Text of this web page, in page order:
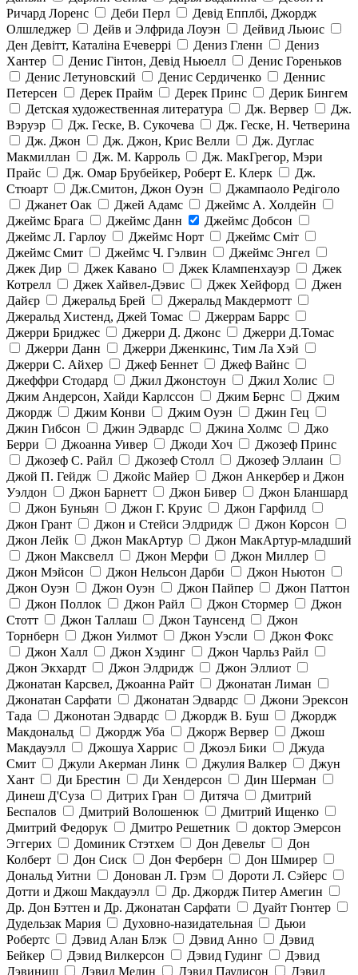
Ричард Лоренс
Деби Перл
Девід Епплбі, Джордж
Олшледжер
Дейв и Элфрида Лоуэн
Дейвид Льюис
Ден Девітт, Каталіна Ечеверрі
Дениз Гленн
Дениз
Хантер
Денис Гінтон, Девід Ньюелл
Денис Гореньков
Денис Летуновский
Денис Сердиченко
Деннис
Петерсен
Дерек Прайм Дерек Принс
Дерик Бингем
Детская художественная литература
Дж. Вервер
Дж.
Вэруэр
Дж. Геске, В. Сукочева
Дж. Геске, Н. Четверина
Дж. Джон
Дж. Джон, Крис Велли
Дж. Дуглас
Макмиллан
Дж. М. Карроль
Дж. МакГрегор, Мэри
Прайс
Дж. Омар Брубейкер, Роберт Е. Клерк
Дж.
Стюарт
Дж.Смитон, Джон Оуэн
Джампаоло Редіголо
Джанет Оак
Джей Адамс
Джеймс А. Холдейн
Джеймс Брага
Джеймс Данн
Джеймс Добсон
Джеймс Л. Гарлоу
Джеймс Норт
Джеймс Сміт
Джеймс Смит
Джеймс Ч. Гэлвин
Джеймс Энгел
Джек Дир
Джек Кавано Джек Клампенхауэр
Джек
Котрелл
Джек Хайвел-Дэвис Джек Хейфорд
Джен
Дайєр
Джеральд Брей
Джеральд Макдермотт
Джеральд Хистенд, Джей Томас
Джеррам Баррс
Джерри Бриджес
Джерри Д. Джонс
Джерри Д.Томас
Джерри Данн
Джерри Дженкинс, Тим Ла Хэй
Джерри С. Айхер
Джеф Беннет
Джеф Вайнс
Джеффри Стодард
Джил Джонстоун
Джил Холис
Джим Андерсон, Хайди Карлссон
Джим Бернс
Джим
Джордж
Джим Конви Джим Оуэн
Джин Гец
Джин Гибсон
Джин Эдвардс Джина Холмс
Джо
Берри
Джоанна Уивер Джоди Хоч
Джозеф Принс
Джозеф С. Райл
Джозеф Столл
Джозеф Эллаин
Джой П. Гейдж
Джойс Майер
Джон Анкербер и Джон
Уэлдон
Джон Барнетт Джон Бивер
Джон Бланшард
Джон Буньян
Джон Г. Круис
Джон Гарфилд
Джон Грант
Джон и Стейси Элдридж
Джон Корсон
Джон Лейк
Джон МакАртур
Джон МакАртур-младший
Джон Максвелл
Джон Мерфи
Джон Миллер
Джон Мэйсон
Джон Нельсон Дарби
Джон Ньютон
Джон Оуэн
Джон Оуэн Джон Пайпер
Джон Паттон
Джон Поллок
Джон Райл Джон Стормер
Джон
Стотт
Джон Таллаш Джон Таунсенд
Джон
Торнберн
Джон Уилмот Джон Уэсли
Джон Фокс
Джон Халл
Джон Хэдинг
Джон Чарльз Райл
Джон Экхардт
Джон Элдридж
Джон Эллиот
Джонатан Карсвел, Джоанна Райт
Джонатан Лиман
Джонатан Сарфати
Джонатан Эдвардс
Джони Эрексон
Тада
Джонотан Эдвардс Джордж В. Буш
Джордж
Макдональд
Джордж Уба Джорж Вервер
Джош
Макдауэлл
Джошуа Харрис Джоэл Бики
Джуда
Смит
Джули Акерман Линк Джулия Валкер
Джун
Хант
Ди Брестин Ди Хендерсон
Дин Шерман
Динеш Д'Суза
Дитрих Гран Дитяча
Дмитрий
Беспалов
Дмитрий Волошенюк
Дмитрий Ищенко
Дмитрий Федорук
Дмитро Решетник
доктор Эмерсон
Эггерих
Доминик Стэтхем Дон Девельт
Дон
Колберт
Дон Сиск Дон Ферберн
Дон Шмирер
Дональд Уитни
Донован Л. Грэм
Дороти Л. Сэйерс
Дотти и Джош Макдауэлл
Др. Джордж Питер Амегин
Др. Дон Бэттен и Др. Джонатан Сарфати
Дуайт Гюнтер
Дудельзак Мария
Духовно-назидательная
Дьюи
Робертс
Дэвид Алан Блэк Дэвид Анно
Дэвид
Бейкер
Дэвид Вилкерсон Дэвид Гудинг
Дэвид
Дэвиниш
Дэвид Мелин Дэвид Паулисон
Дэвид